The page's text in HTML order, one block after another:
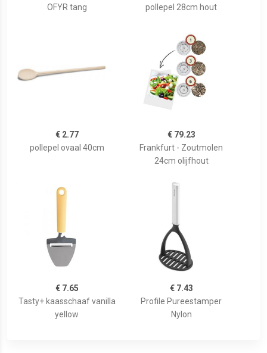
OFYR tang
pollepel 28cm hout
€ 2.77
pollepel ovaal 40cm
€ 79.23
Frankfurt - Zoutmolen
24cm olijfhout
€ 7.65
Tasty+ kaasschaaf vanilla
yellow
€ 7.43
Profile Pureestamper
Nylon